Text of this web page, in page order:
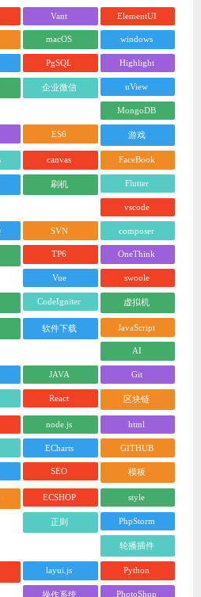
Vant ElementUI
macOS windows
PgSQL Highlight
企业微信 uView
MongoDB
ES6 游戏
canvas FaceBook
刷机 Flutter
vscode
SVN composer
TP6 OneThink
Vue swoole
CodeIgniter 虚拟机
软件下载 JavaScript
AI
JAVA Git
React 区块链
node.js html
ECharts GITHUB
SEO 模板
ECSHOP style
正则 PhpStorm
轮播插件
layui.js Python
操作系统 PhotoShop